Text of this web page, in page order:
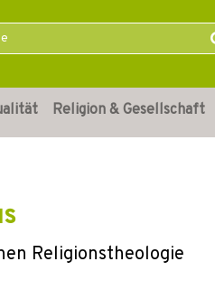
Religion & Gesellschaft
Religionstheologie